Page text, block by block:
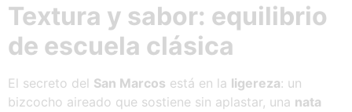
Textura y sabor: equilibrio
de escuela clásica
El secreto del San Marcos está en la ligereza: un
bizcocho aireado que sostiene sin aplastar, una nata